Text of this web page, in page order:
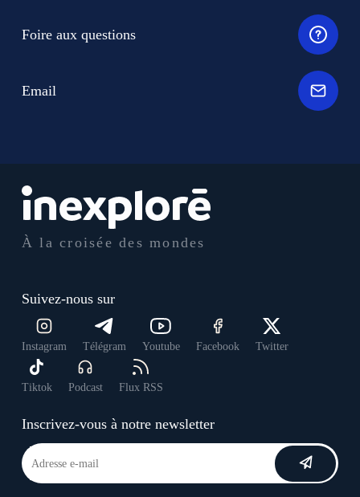
À la croisée des mondes
Suivez-nous sur
Instagram Télégram Youtube Facebook Twitter
Tiktok Podcast Flux RSS
Inscrivez-vous à notre newsletter
Foire aux questions
Email